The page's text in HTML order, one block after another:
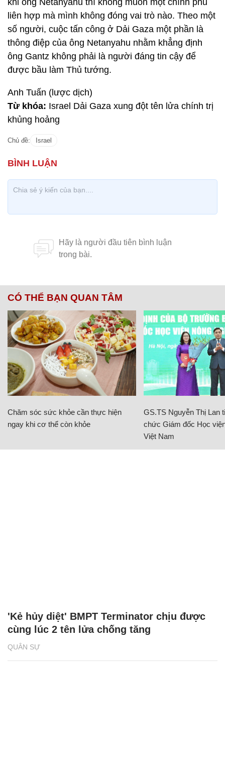
khi ông Netanyahu thì không muốn một chính phủ
liên hợp mà mình không đóng vai trò nào. Theo một
số người, cuộc tấn công ở Dải Gaza một phần là
thông điệp của ông Netanyahu nhằm khẳng định
ông Gantz không phải là người đáng tin cậy để
được bầu làm Thủ tướng.
Anh Tuấn (lược dịch)
Từ khóa: Israel Dải Gaza xung đột tên lửa chính trị
khủng hoảng
Chủ đề: Israel
CÓ THỂ BẠN QUAN TÂM
Chăm sóc sức khỏe cần thực hiện
ngay khi cơ thể còn khỏe
GS.TS Nguyễn Thị Lan
chức Giám đốc Học
Việt Nam
QUÂN SỰ
'Kẻ hủy diệt' BMPT Terminator chịu được
cùng lúc 2 tên lửa chống tăng